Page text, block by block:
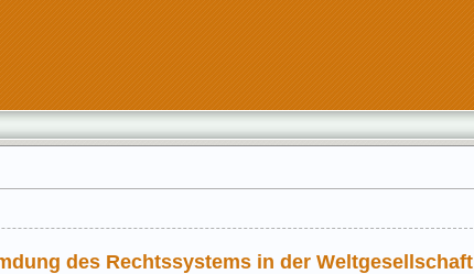
des Rechtssystems in der Weltgesellschaft